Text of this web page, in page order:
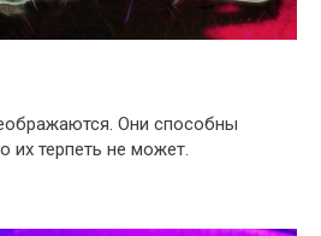
Они способны
их терпеть не может.